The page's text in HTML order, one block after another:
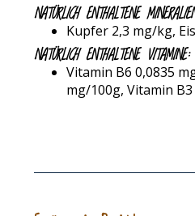
NATÜRLICH ENTHALTENE
Kupfer 2,3 mg/kg,
NATÜRLICH ENTHALTENE VITAMINE:
Vitamin B6 0,0835
mg/100g, Vitamin